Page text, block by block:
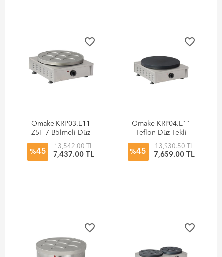
favorite_border
Omake KRP03.E11
Z5F 7 Bölmeli Düz
Tekli Krep Makinesi,
Elektrikli
%45
13,542.00 TL
7,437.00 TL
favorite_border
Omake KRP04.E11
Teflon Düz Tekli
Krep Makinesi,
Elektrikli
%45
13,930.50 TL
7,659.00 TL
favorite_border favorite_border